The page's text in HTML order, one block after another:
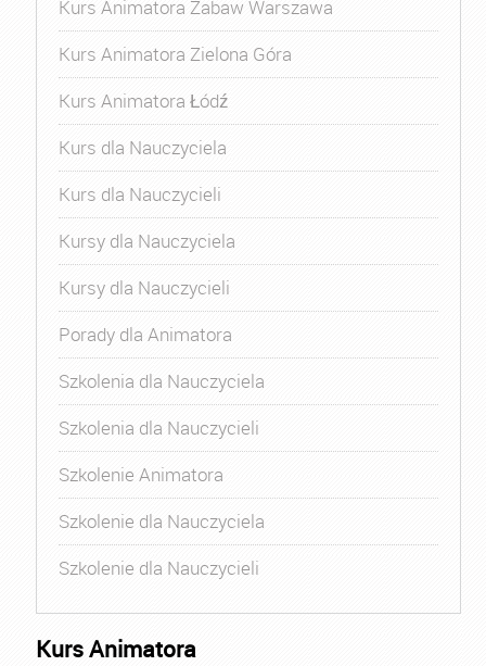
Kurs Animatora Zabaw Warszawa
Kurs Animatora Zielona Góra
Kurs Animatora Łódź
Kurs dla Nauczyciela
Kurs dla Nauczycieli
Kursy dla Nauczyciela
Kursy dla Nauczycieli
Porady dla Animatora
Szkolenia dla Nauczyciela
Szkolenia dla Nauczycieli
Szkolenie Animatora
Szkolenie dla Nauczyciela
Szkolenie dla Nauczycieli
Kurs Animatora